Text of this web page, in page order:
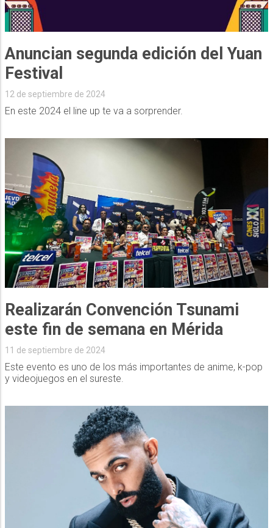
Anuncian segunda edición del Yuan
Festival
12 de septiembre de 2024
En este 2024 el line up te va a sorprender.
Realizarán Convención Tsunami
este fin de semana en Mérida
11 de septiembre de 2024
Este evento es uno de los más importantes de anime, k-pop
y videojuegos en el sureste.